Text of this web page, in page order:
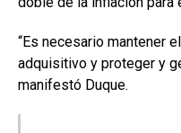
“Es necesario mantener
adquisitivo y proteger y
manifestó Duque.